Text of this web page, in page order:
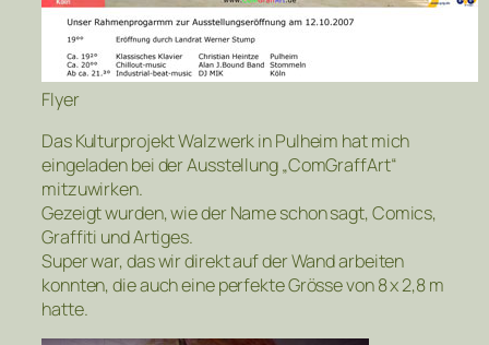
Flyer
Das Kulturprojekt Walzwerk in Pulheim hat mich
eingeladen bei der Ausstellung „ComGraffArt“
mitzuwirken.
Gezeigt wurden, wie der Name schon sagt, Comics,
Graffiti und Artiges.
Super war, das wir direkt auf der Wand arbeiten
konnten, die auch eine perfekte Grösse von 8 x 2,8 m
hatte.